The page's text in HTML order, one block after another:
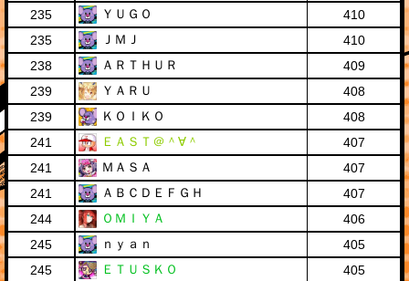
235
ＹＵＧＯ
410
235
ＪＭＪ
410
238
ＡＲＴＨＵＲ
409
239
ＹＡＲＵ
408
239
ＫＯＩＫＯ
408
241
ＥＡＳＴ＠＾∀＾
407
241
ＭＡＳＡ
407
241
ＡＢＣＤＥＦＧＨ
407
244
ＯＭＩＹＡ
406
245
ｎｙａｎ
405
245
ＥＴＵＳＫＯ
405